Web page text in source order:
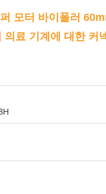
모터 바이폴러
의료 기계에 대한 커